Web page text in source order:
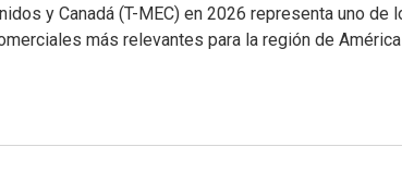
y Canadá (T-MEC) en 2026 representa uno
más relevantes para la región de